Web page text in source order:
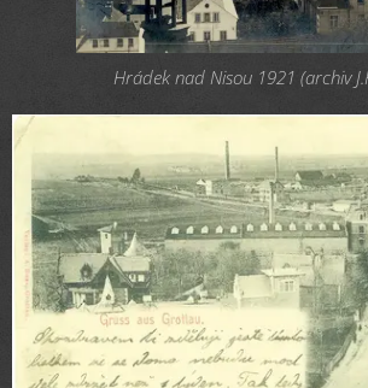
Hrádek nad Nisou 1921 (archiv